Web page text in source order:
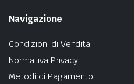
Navigazione
Condizioni di Vendita
Normativa Privacy
Metodi di Pagamento